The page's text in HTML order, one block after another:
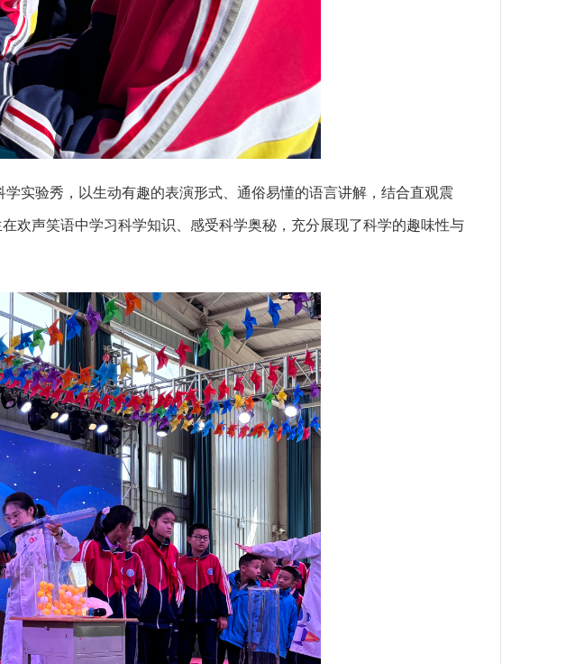
实验秀，以生动有趣的表演形式、通俗易懂的语言讲解，结合直观震
欢声笑语中学习科学知识、感受科学奥秘，充分展现了科学的趣味性与